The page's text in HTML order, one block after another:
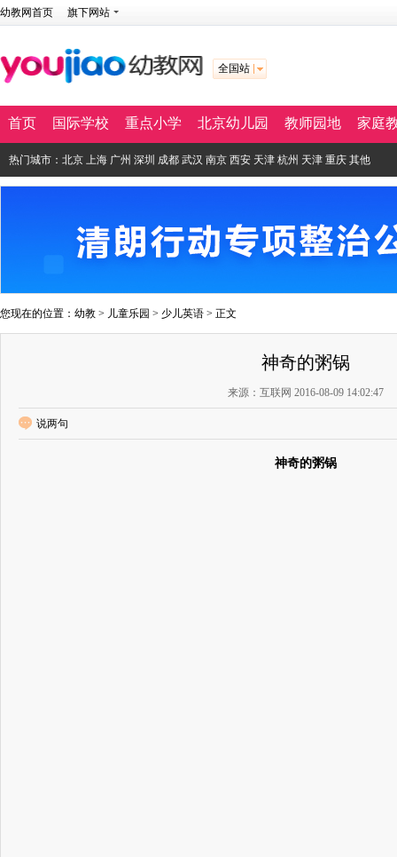
幼教网首页 旗下网站
全国站
首页 国际学校 重点小学 北京幼儿园 教师园地 家庭
热门城市： 北京 上海 广州 深圳 成都 武汉 南京 西安 天津 杭州 天津 重庆 其他
您现在的位置： 幼教 > 儿童乐园 > 少儿英语 > 正文
神奇的粥锅
来源：互联网 2016-08-09 14:02:47
说两句
神奇的粥锅